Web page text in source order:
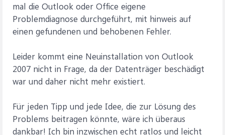
mal die Outlook oder Office eigene
Problemdiagnose durchgeführt, mit hinweis auf
einen gefundenen und behobenen Fehler.
Leider kommt eine Neuinstallation von Outlook
2007 nicht in Frage, da der Datenträger beschädigt
war und daher nicht mehr existiert.
Für jeden Tipp und jede Idee, die zur Lösung des
Problems beitragen könnte, wäre ich überaus
dankbar! Ich bin inzwischen echt ratlos und leicht